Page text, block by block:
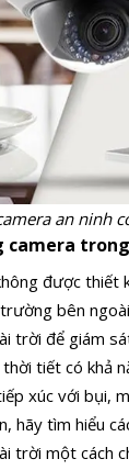
an ninh
camera
được thiết
bên
trời để giám
tiết có khả
xúc với bụi,
hãy tìm hiểu
trời một cách